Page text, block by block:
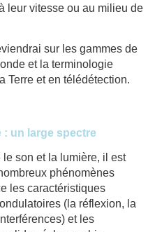
leur vitesse ou au milieu de
sur les gammes de
et la terminologie
Terre et en télédétection.
: un large spectre
son et la lumière, il est
phénomènes
les caractéristiques
(la réflexion, la
et les